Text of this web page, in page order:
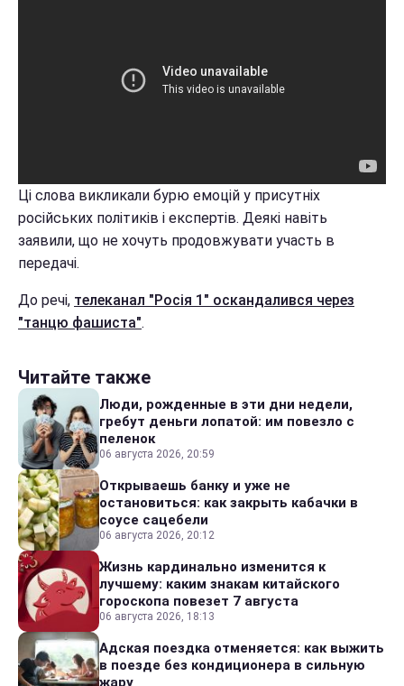
Ці слова викликали бурю емоцій у присутніх
російських політиків і експертів. Деякі навіть
заявили, що не хочуть продовжувати участь в
передачі.
До речі, телеканал "Росія 1" оскандалився через
"танцю фашиста".
Читайте также
Люди, рожденные в эти дни недели,
гребут деньги лопатой: им повезло с
пеленок
06 августа 2026, 20:59
Открываешь банку и уже не
остановиться: как закрыть кабачки в
соусе сацебели
06 августа 2026, 20:12
Жизнь кардинально изменится к
лучшему: каким знакам китайского
гороскопа повезет 7 августа
06 августа 2026, 18:13
Адская поездка отменяется: как выжить
в поезде без кондиционера в сильную
жару